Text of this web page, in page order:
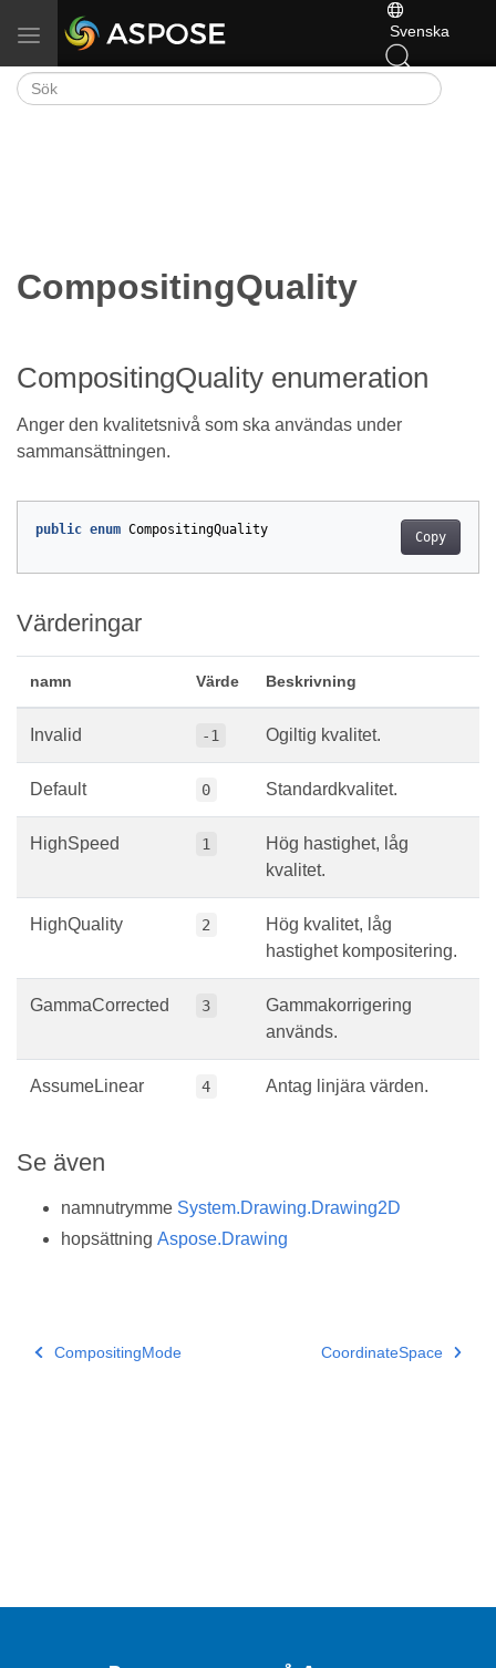
Växla navigering Svenska
CompositingQuality
CompositingQuality enumeration
Anger den kvalitetsnivå som ska användas under
sammansättningen.
Copy
public enum CompositingQuality
Värderingar
namn Värde Beskrivning
Invalid -1 Ogiltig kvalitet.
Default 0 Standardkvalitet.
HighSpeed 1
Hög hastighet, låg
kvalitet.
HighQuality 2
Hög kvalitet, låg
hastighet kompositering.
GammaCorrected 3
Gammakorrigering
används.
AssumeLinear 4 Antag linjära värden.
Se även
namnutrymme System.Drawing.Drawing2D
hopsättning Aspose.Drawing
CompositingMode CoordinateSpace